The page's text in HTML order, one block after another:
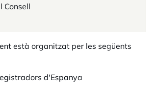
Consell
està organitzat per les següents
d'Espanya